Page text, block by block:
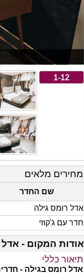
1-12
מחירים מלאים
שם החדר
אדל רומס גילה
חדר עם ג'קוזי
אודות המקום - אדל
תיאור כללי
אדל רומס בגילה -